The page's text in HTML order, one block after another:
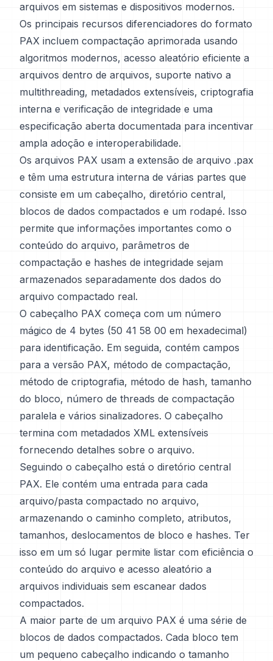
arquivos em sistemas e dispositivos modernos.
Os principais recursos diferenciadores do formato
PAX incluem compactação aprimorada usando
algoritmos modernos, acesso aleatório eficiente a
arquivos dentro de arquivos, suporte nativo a
multithreading, metadados extensíveis, criptografia
interna e verificação de integridade e uma
especificação aberta documentada para incentivar
ampla adoção e interoperabilidade.
Os arquivos PAX usam a extensão de arquivo .pax
e têm uma estrutura interna de várias partes que
consiste em um cabeçalho, diretório central,
blocos de dados compactados e um rodapé. Isso
permite que informações importantes como o
conteúdo do arquivo, parâmetros de
compactação e hashes de integridade sejam
armazenados separadamente dos dados do
arquivo compactado real.
O cabeçalho PAX começa com um número
mágico de 4 bytes (50 41 58 00 em hexadecimal)
para identificação. Em seguida, contém campos
para a versão PAX, método de compactação,
método de criptografia, método de hash, tamanho
do bloco, número de threads de compactação
paralela e vários sinalizadores. O cabeçalho
termina com metadados XML extensíveis
fornecendo detalhes sobre o arquivo.
Seguindo o cabeçalho está o diretório central
PAX. Ele contém uma entrada para cada
arquivo/pasta compactado no arquivo,
armazenando o caminho completo, atributos,
tamanhos, deslocamentos de bloco e hashes. Ter
isso em um só lugar permite listar com eficiência o
conteúdo do arquivo e acesso aleatório a
arquivos individuais sem escanear dados
compactados.
A maior parte de um arquivo PAX é uma série de
blocos de dados compactados. Cada bloco tem
um pequeno cabeçalho indicando o tamanho